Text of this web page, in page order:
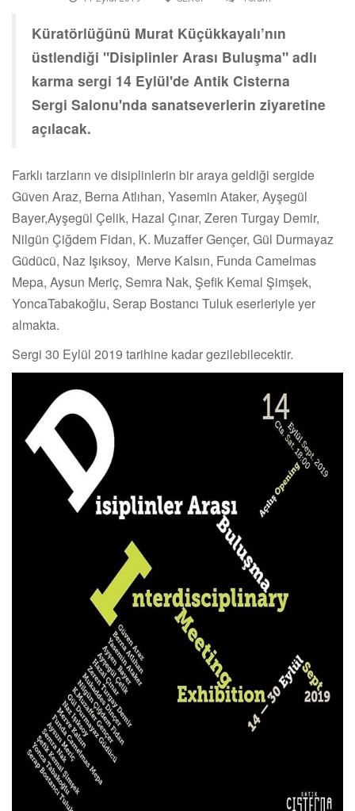
Küratörlüğünü Murat Küçükkayalı’nın
üstlendiği "Disiplinler Arası Buluşma" adlı
karma sergi 14 Eylül'de Antik Cisterna
Sergi Salonu'nda sanatseverlerin ziyaretine
açılacak.
Farklı tarzların ve disiplinlerin bir araya geldiği sergide
Güven Araz, Berna Atlıhan, Yasemin Ataker, Ayşegül
Bayer,Ayşegül Çelik, Hazal Çınar, Zeren Turgay Demir,
Nilgün Çiğdem Fidan, K. Muzaffer Gençer, Gül Durmayaz
Güdücü, Naz Işıksoy, Merve Kalsın, Funda Camelmas
Mepa, Aysun Meriç, Semra Nak, Şefik Kemal Şimşek,
YoncaTabakoğlu, Serap Bostancı Tuluk eserleriyle yer
almakta.
Sergi 30 Eylül 2019 tarihine kadar gezilebilecektir.